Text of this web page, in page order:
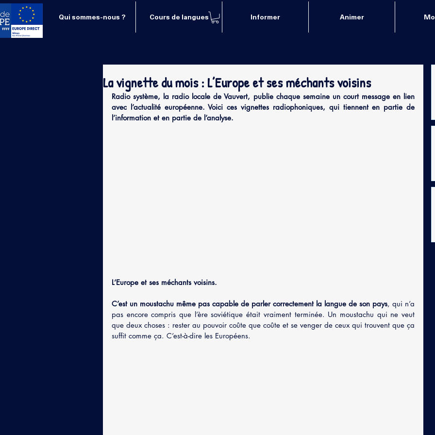
Qui sommes-nous ? Cours de langues Informer Animer
La vignette du mois : L’Europe et ses méchants voisins
Radio système, la radio locale de Vauvert, publie chaque semaine un court message en lien
avec l’actualité européenne. Voici ces vignettes radiophoniques, qui tiennent en partie de
l’information et en partie de l’analyse.
L’Europe et ses méchants voisins.
C’est un moustachu même pas capable de parler correctement la langue de son pays, qui n’a
pas encore compris que l’ère soviétique était vraiment terminée. Un moustachu qui ne veut
que deux choses : rester au pouvoir coûte que coûte et se venger de ceux qui trouvent que ça
suffit comme ça. C’est-à-dire les Européens.